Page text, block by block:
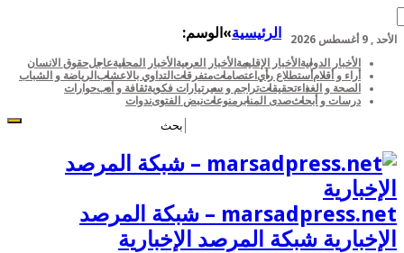
الأحد , 9 أغسطس 2026
الأخبار الدولية الأخبار الإقليمة الأخبار العربية الأخبار المحليةعاجلحقوق الانسان
أراء و أقلام أستطلاع رأي اعتصاماتمتفرقات التداوي بالاعشاب الرياضة و الشباب
الصحة و الغذاءتحقيقاتتراجم و سيرتيارات فكريةثقافة و أدبحوارات
درسات و أبحاثصدى المنابر منوعاتنبض الفتوىندوات
marsadpress.net – شبكة المرصد
الإخبارية شبكة المرصد الإخبارية
الرئيسية»الوسم: